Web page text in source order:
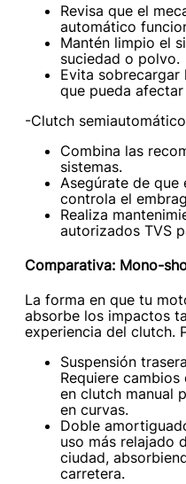
Revisa que el
automático
Mantén limpio el
suciedad o polvo.
Evita
que pueda
-Clutch semiautomático
Combina las
sistemas.
Asegúrate de
controla el
Realiza
autorizados TVS
Comparativa: Mono-
La forma en que tu
absorbe los impactos
experiencia del clutch.
Suspensión
Requiere
en clutch manual
en curvas.
Doble
uso más relajado
ciudad,
carretera.